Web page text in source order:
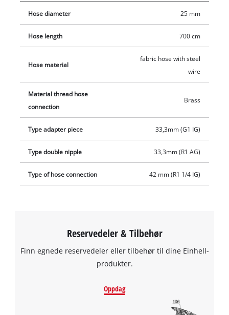
We need your consent to load the
Google Maps service!
med integrert tilbakeslagsventil av finmasket, rustfritt stål.
Hose diameter 25 mm
Hose length 700 cm
Hose material
fabric hose with steel
wire
Material thread hose
connection
Brass
Type adapter piece 33,3mm (G1 IG)
Type double nipple 33,3mm (R1 AG)
Type of hose connection 42 mm (R1 1/4 IG)
Reservedeler & Tilbehør
Finn egnede reservedeler eller tilbehør til dine Einhell-
produkter.
Oppdag